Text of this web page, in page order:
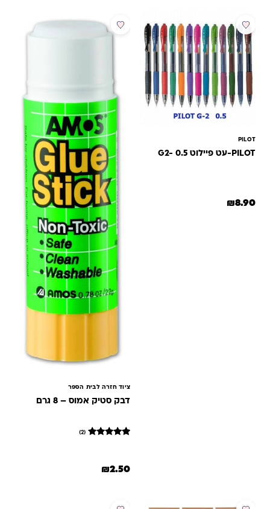
PILOT
PILOT-עט פיילוט G2- 0.5
₪8.90
למוצר זה יש מספר סוגים. ניתן לבחור את האפשרויות בעמוד המוצר
ציוד חזרה לבית הספר
דבק סטיק אמוס – 8 גרם
מבוסס על
(2)
₪2.50
מבצע מבצע